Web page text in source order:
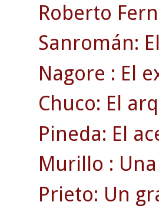
Roberto
Sanromán:
Nagore : El
Chuco: El
Pineda: El
Murillo :
Prieto: Un